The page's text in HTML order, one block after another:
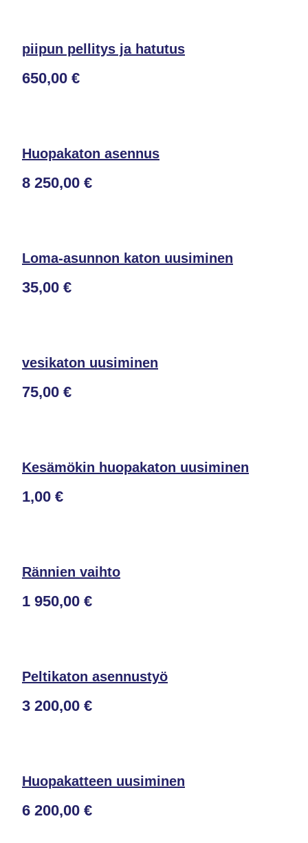
piipun pellitys ja hatutus
650,00 €
Huopakaton asennus
8 250,00 €
Loma-asunnon katon uusiminen
35,00 €
vesikaton uusiminen
75,00 €
Kesämökin huopakaton uusiminen
1,00 €
Rännien vaihto
1 950,00 €
Peltikaton asennustyö
3 200,00 €
Huopakatteen uusiminen
6 200,00 €